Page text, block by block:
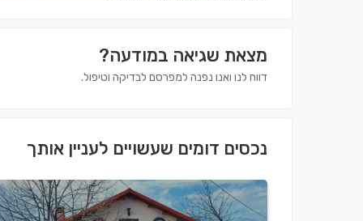
מצאת שגיאה במודעה?
דווח לנו ואנו נפנה למפרסם לבדיקה וטיפול.
נכסים דומים שעשויים לעניין אותך